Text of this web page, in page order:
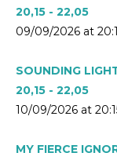
20,15 - 22,05
09/09/2026 at
SOUNDING
20,15 - 22,05
10/09/2026 at
MY FIERCE